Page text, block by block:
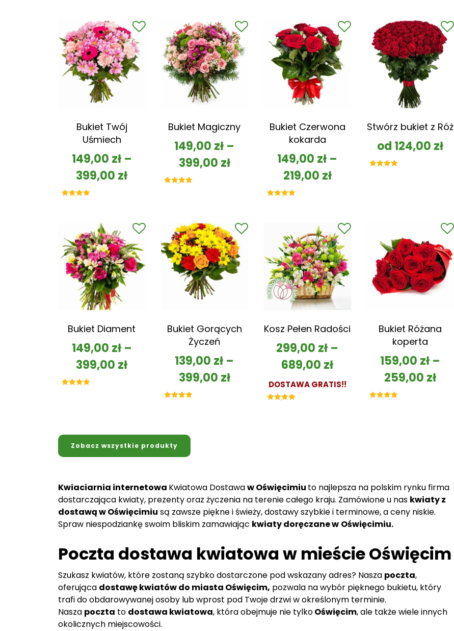
Bukiet Twój
Uśmiech
149,00 zł–
399,00 zł
Bukiet Magiczny
149,00 zł –
399,00 zł
Bukiet Czerwona
kokarda
149,00 zł –
219,00 zł
Stwórz bukiet z Róż
od 124,00 zł
Bukiet Diament
149,00 zł–
399,00 zł
Bukiet Gorących
Życzeń
139,00 zł –
399,00 zł
Kosz Pełen Radości
299,00 zł –
689,00 zł
DOSTAWA GRATIS!!
Bukiet Różana
koperta
159,00 zł–
259,00 zł
Zobacz wszystkie produkty
Kwiaciarnia internetowa Kwiatowa Dostawaw Oświęcimiu to najlepsza na polskim rynku firma
dostarczająca kwiaty, prezenty oraz życzenia na terenie całego kraju. Zamówione u nas kwiaty z
dostawą w Oświęcimiu są zawsze piękne i świeży, dostawy szybkie i terminowe, a ceny niskie.
Spraw niespodziankę swoim bliskim zamawiając kwiaty doręczane w Oświęcimiu.
Poczta dostawa kwiatowa w mieście Oświęcim
Szukasz kwiatów, które zostaną szybko dostarczone pod wskazany adres? Nasza poczta,
oferująca dostawę kwiatów do miasta Oświęcim, pozwala na wybór pięknego bukietu, który
trafi do obdarowywanej osoby lub wprost pod Twoje drzwi w określonym terminie.
Nasza poczta to dostawa kwiatowa, która obejmuje nie tylkoOświęcim, ale także wiele innych
okolicznych miejscowości.